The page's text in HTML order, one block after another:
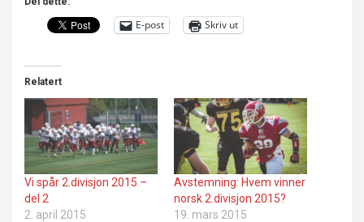
E-post Skriv ut
Relatert
Vi spår 2.divisjon 2015 –
del 2
2. april 2015
Avstemning: Hvem vinner
norsk 2.divisjon 2015?
19. mars 2015